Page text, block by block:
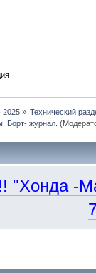
2025» Технический
Борт- журнал.
-